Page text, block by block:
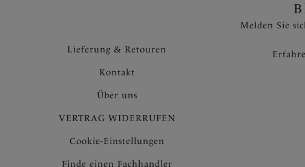
Lieferung & Retouren
Kontakt
Über uns
VERTRAG WIDERRUFEN
Cookie-Einstellungen
Finde einen Fachhandler
Melden Sie